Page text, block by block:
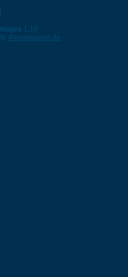
1.10
4homepages.de